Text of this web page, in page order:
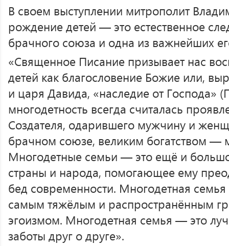
В своем выступлении митрополит
рождение детей — это естественное
брачного союза и одна из важнейших
«Священное Писание призывает нас
детей как благословение Божие или,
и царя Давида, «наследие от Господа»
многодетность всегда считалась
Создателя, одарившего мужчину и
брачном союзе, великим богатством —
Многодетные семьи — это ещё и
страны и народа, помогающее ему
бед современности. Многодетная семья
самым тяжёлым и распространённым
эгоизмом. Многодетная семья — это
заботы друг о друге».